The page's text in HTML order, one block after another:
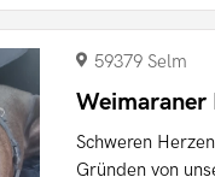
59379 Selm
Schweren
Gründen von